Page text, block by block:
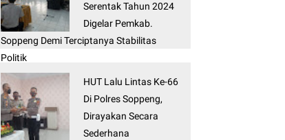
Serentak Tahun 2024
Digelar Pemkab.
Soppeng Demi Terciptanya Stabilitas
Politik
HUT Lalu Lintas Ke-66
Di Polres Soppeng,
Dirayakan Secara
Sederhana